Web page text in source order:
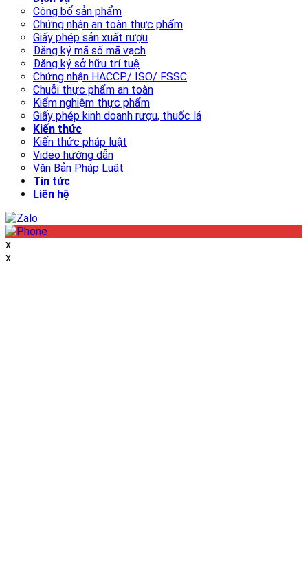
Công bố sản phẩm
Chứng nhận an toàn thực phẩm
Giấy phép sản xuất rượu
Đăng ký mã số mã vạch
Đăng ký sở hữu trí tuệ
Chứng nhận HACCP/ ISO/ FSSC
Chuỗi thực phẩm an toàn
Kiểm nghiệm thực phẩm
Giấy phép kinh doanh rượu, thuốc lá
Kiến thức
Kiến thức pháp luật
Video hướng dẫn
Văn Bản Pháp Luật
Tin tức
Liên hệ
x
x